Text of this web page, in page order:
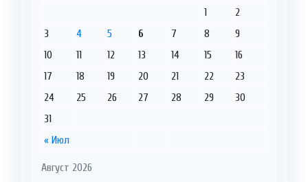
Август 2026
« Июл
1
2
3
4 5 6 7 8
9
10
11 12 13 14 15
16
17
18 19 20 21 22
23
24
25 26 27 28 29
30
31